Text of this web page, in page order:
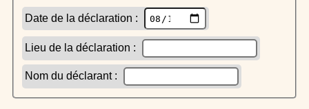
Date de la déclaration :
Lieu de la déclaration :
Nom du déclarant :